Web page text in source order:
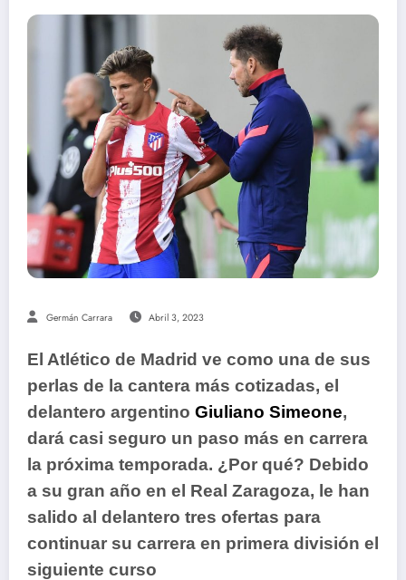
Germán Carrara Abril 3, 2023
El Atlético de Madrid ve como una de sus
perlas de la cantera más cotizadas, el
delantero argentino Giuliano Simeone,
dará casi seguro un paso más en carrera
la próxima temporada. ¿Por qué? Debido
a su gran año en el Real Zaragoza, le han
salido al delantero tres ofertas para
continuar su carrera en primera división el
siguiente curso